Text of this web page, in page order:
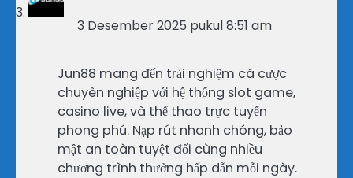
3 Desember 2025 pukul 8:51 am
Jun88 mang đến trải nghiệm cá cược
chuyên nghiệp với hệ thống slot game,
casino live, và thể thao trực tuyến
phong phú. Nạp rút nhanh chóng, bảo
mật an toàn tuyệt đối cùng nhiều
chương trình thưởng hấp dẫn mỗi ngày.